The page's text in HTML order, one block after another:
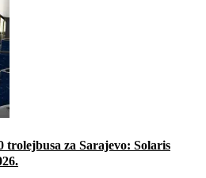
trolejbusa za Sarajevo: Solaris